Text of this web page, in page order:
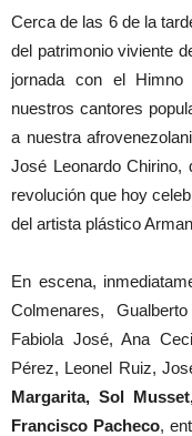
Cerca de las 6 de la
del patrimonio viviente
jornada con el Himno
nuestros cantores
a nuestra
José Leonardo Chirino,
revolución que hoy
del artista plástico
En escena,
Colmenares,
Fabiola José, Ana
Pérez, Leonel Ruiz,
Margarita, Sol
Francisco Pacheco,